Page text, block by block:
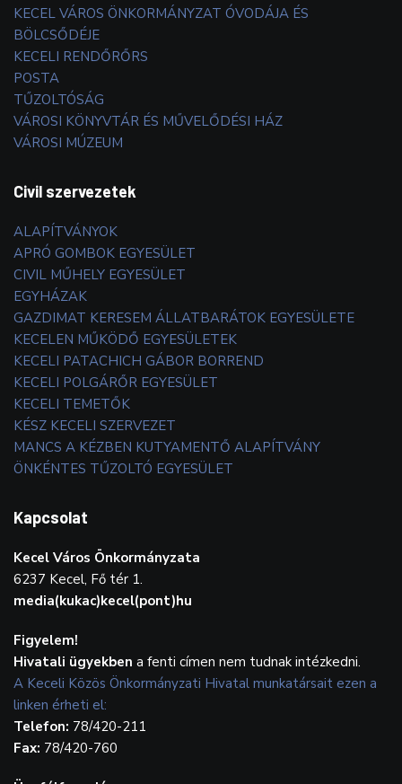
KECEL VÁROS ÖNKORMÁNYZAT ÓVODÁJA ÉS
BÖLCSŐDÉJE
KECELI RENDŐRŐRS
POSTA
TŰZOLTÓSÁG
VÁROSI KÖNYVTÁR ÉS MŰVELŐDÉSI HÁZ
VÁROSI MÚZEUM
Civil szervezetek
ALAPÍTVÁNYOK
APRÓ GOMBOK EGYESÜLET
CIVIL MŰHELY EGYESÜLET
EGYHÁZAK
GAZDIMAT KERESEM ÁLLATBARÁTOK EGYESÜLETE
KECELEN MŰKÖDŐ EGYESÜLETEK
KECELI PATACHICH GÁBOR BORREND
KECELI POLGÁRŐR EGYESÜLET
KECELI TEMETŐK
KÉSZ KECELI SZERVEZET
MANCS A KÉZBEN KUTYAMENTŐ ALAPÍTVÁNY
ÖNKÉNTES TŰZOLTÓ EGYESÜLET
Kapcsolat
Kecel Város Önkormányzata
6237 Kecel, Fő tér 1.
media(kukac)kecel(pont)hu
Figyelem!
Hivatali ügyekben a fenti címen nem tudnak intézkedni.
A Keceli Közös Önkormányzati Hivatal munkatársait ezen a
linken érheti el:
Telefon: 78/420-211
Fax: 78/420-760